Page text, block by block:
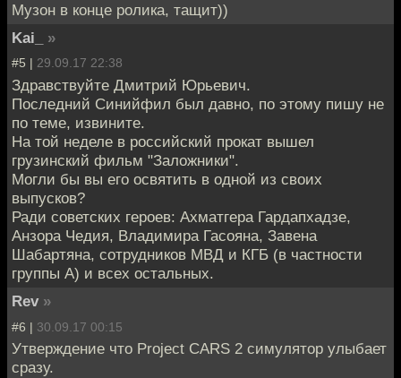
Музон в конце ролика, тащит))
Kai_
»
#5 | 29.09.17 22:38
Здравствуйте Дмитрий Юрьевич.
Последний Синийфил был давно, по этому пишу не
по теме, извините.
На той неделе в российский прокат вышел
грузинский фильм "Заложники".
Могли бы вы его освятить в одной из своих
выпусков?
Ради советских героев: Ахматгера Гардапхадзе,
Анзора Чедия, Владимира Гасояна, Завена
Шабартяна, сотрудников МВД и КГБ (в частности
группы А) и всех остальных.
Rev »
#6 | 30.09.17 00:15
Утверждение что Project CARS 2 симулятор улыбает
сразу.